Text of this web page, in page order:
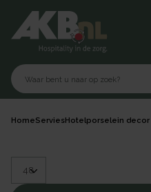
HomeServiesHotelporselein decor